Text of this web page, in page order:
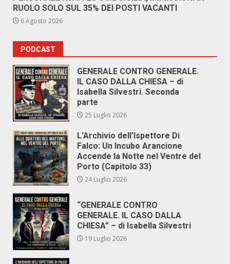
RUOLO SOLO SUL 35% DEI POSTI VACANTI
6 Agosto 2026
PODCAST
GENERALE CONTRO GENERALE.
IL CASO DALLA CHIESA – di
Isabella Silvestri. Seconda
parte
25 Luglio 2026
L’Archivio dell’Ispettore Di
Falco: Un Incubo Arancione
Accende la Notte nel Ventre del
Porto (Capitolo 33)
24 Luglio 2026
“GENERALE CONTRO
GENERALE. IL CASO DALLA
CHIESA” – di Isabella Silvestri
19 Luglio 2026